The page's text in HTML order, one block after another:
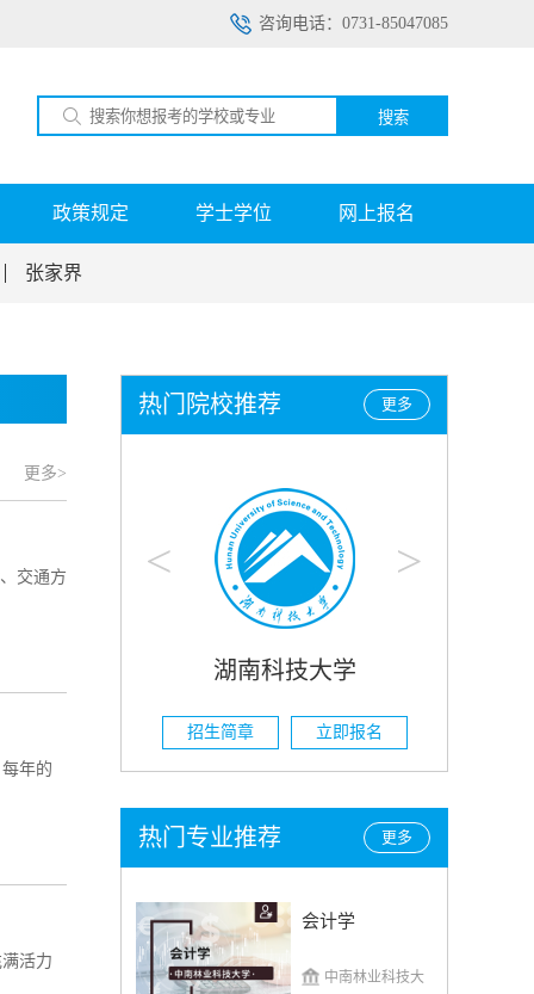
咨询电话：0731-85047085
搜索
政策规定 学士学位 网上报名
张家界
更多>
交通方
年的
活力
更多
热门院校推荐
< >
湖南农业大学
招生简章 立即报名
更多
热门专业推荐
会计学
中南林业科技大